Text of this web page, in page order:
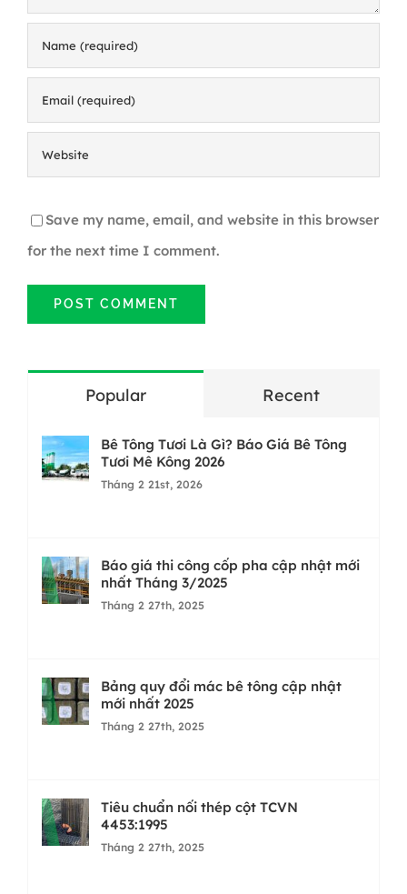
Save my name, email, and website in this browser
for the next time I comment.
Popular Recent
Bê Tông Tươi Là Gì? Báo Giá Bê Tông
Tươi Mê Kông 2026
Tháng 2 21st, 2026
Báo giá thi công cốp pha cập nhật mới
nhất Tháng 3/2025
Tháng 2 27th, 2025
Bảng quy đổi mác bê tông cập nhật
mới nhất 2025
Tháng 2 27th, 2025
Tiêu chuẩn nối thép cột TCVN
4453:1995
Tháng 2 27th, 2025